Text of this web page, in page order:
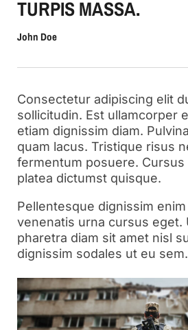
TURPIS MASSA.
John Doe
Consectetur adipiscing elit
sollicitudin. Est ullamcorper
etiam dignissim diam.
quam lacus. Tristique risus
fermentum posuere. Cursus
platea dictumst quisque.
Pellentesque dignissim
venenatis urna cursus eget.
pharetra diam sit amet nisl
dignissim sodales ut eu sem.